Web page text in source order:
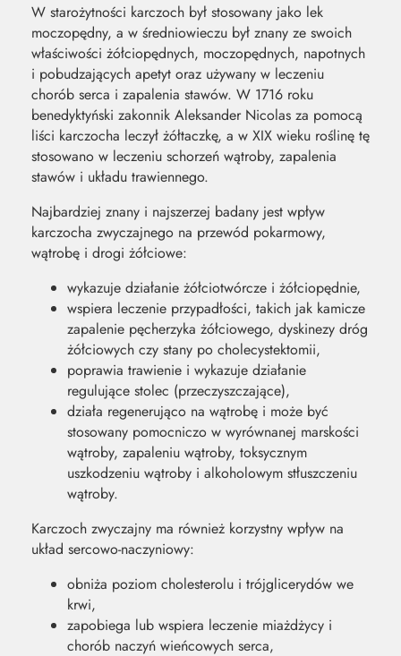
W starożytności karczoch był stosowany jako lek
moczopędny, a w średniowieczu był znany ze swoich
właściwości żółciopędnych, moczopędnych, napotnych
i pobudzających apetyt oraz używany w leczeniu
chorób serca i zapalenia stawów. W 1716 roku
benedyktyński zakonnik Aleksander Nicolas za pomocą
liści karczocha leczył żółtaczkę, a w XIX wieku roślinę tę
stosowano w leczeniu schorzeń wątroby, zapalenia
stawów i układu trawiennego.
Najbardziej znany i najszerzej badany jest wpływ
karczocha zwyczajnego na przewód pokarmowy,
wątrobę i drogi żółciowe:
wykazuje działanie żółciotwórcze i żółciopędnie,
wspiera leczenie przypadłości, takich jak kamicze
zapalenie pęcherzyka żółciowego, dyskinezy dróg
żółciowych czy stany po cholecystektomii,
poprawia trawienie i wykazuje działanie
regulujące stolec (przeczyszczające),
działa regenerująco na wątrobę i może być
stosowany pomocniczo w wyrównanej marskości
wątroby, zapaleniu wątroby, toksycznym
uszkodzeniu wątroby i alkoholowym stłuszczeniu
wątroby.
Karczoch zwyczajny ma również korzystny wpływ na
układ sercowo-naczyniowy:
obniża poziom cholesterolu i trójglicerydów we
krwi,
zapobiega lub wspiera leczenie miażdżycy i
chorób naczyń wieńcowych serca,